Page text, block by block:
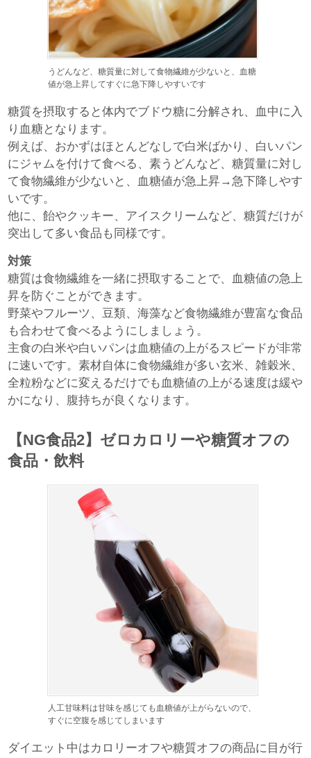
うどんなど、糖質量に対して食物繊維が少ないと、血糖
値が急上昇してすぐに急下降しやすいです
糖質を摂取すると体内でブドウ糖に分解され、血中に入
り血糖となります。
例えば、おかずはほとんどなしで白米ばかり、白いパン
にジャムを付けて食べる、素うどんなど、糖質量に対し
て食物繊維が少ないと、血糖値が急上昇→急下降しやす
いです。
他に、飴やクッキー、アイスクリームなど、糖質だけが
突出して多い食品も同様です。
対策
糖質は食物繊維を一緒に摂取することで、血糖値の急上
昇を防ぐことができます。
野菜やフルーツ、豆類、海藻など食物繊維が豊富な食品
も合わせて食べるようにしましょう。
主食の白米や白いパンは血糖値の上がるスピードが非常
に速いです。素材自体に食物繊維が多い玄米、雑穀米、
全粒粉などに変えるだけでも血糖値の上がる速度は緩や
かになり、腹持ちが良くなります。
【NG食品2】ゼロカロリーや糖質オフの
食品・飲料
人工甘味料は甘味を感じても血糖値が上がらないので、
すぐに空腹を感じてしまいます
ダイエット中はカロリーオフや糖質オフの商品に目が行